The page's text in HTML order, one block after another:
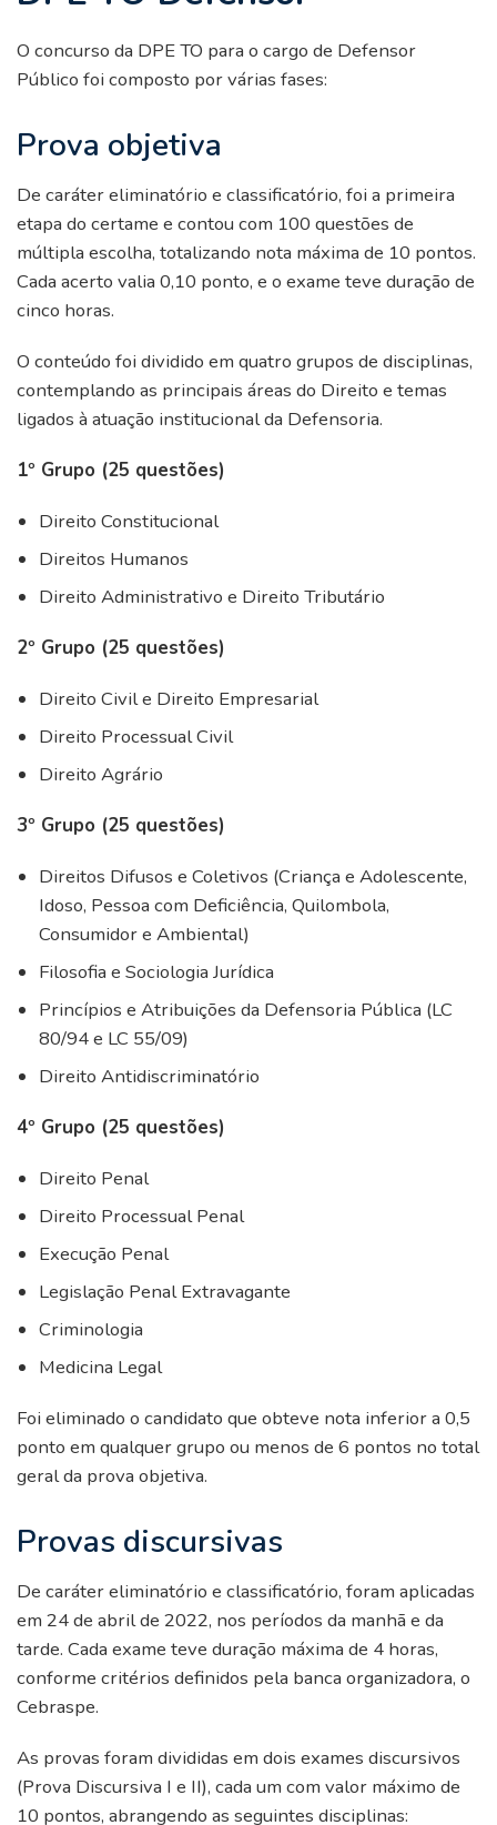
O concurso da DPE TO para o cargo de Defensor
Público foi composto por várias fases:
Prova objetiva
De caráter eliminatório e classificatório, foi a primeira
etapa do certame e contou com 100 questões de
múltipla escolha, totalizando nota máxima de 10 pontos.
Cada acerto valia 0,10 ponto, e o exame teve duração de
cinco horas.
O conteúdo foi dividido em quatro grupos de disciplinas,
contemplando as principais áreas do Direito e temas
ligados à atuação institucional da Defensoria.
1º Grupo (25 questões)
Direito Constitucional
Direitos Humanos
Direito Administrativo e Direito Tributário
2º Grupo (25 questões)
Direito Civil e Direito Empresarial
Direito Processual Civil
Direito Agrário
3º Grupo (25 questões)
Direitos Difusos e Coletivos (Criança e Adolescente,
Idoso, Pessoa com Deficiência, Quilombola,
Consumidor e Ambiental)
Filosofia e Sociologia Jurídica
Princípios e Atribuições da Defensoria Pública (LC
80/94 e LC 55/09)
Direito Antidiscriminatório
4º Grupo (25 questões)
Direito Penal
Direito Processual Penal
Execução Penal
Legislação Penal Extravagante
Criminologia
Medicina Legal
Foi eliminado o candidato que obteve nota inferior a 0,5
ponto em qualquer grupo ou menos de 6 pontos no total
geral da prova objetiva.
Provas discursivas
De caráter eliminatório e classificatório, foram aplicadas
em 24 de abril de 2022, nos períodos da manhã e da
tarde. Cada exame teve duração máxima de 4 horas,
conforme critérios definidos pela banca organizadora, o
Cebraspe.
As provas foram divididas em dois exames discursivos
(Prova Discursiva I e II), cada um com valor máximo de
10 pontos, abrangendo as seguintes disciplinas: